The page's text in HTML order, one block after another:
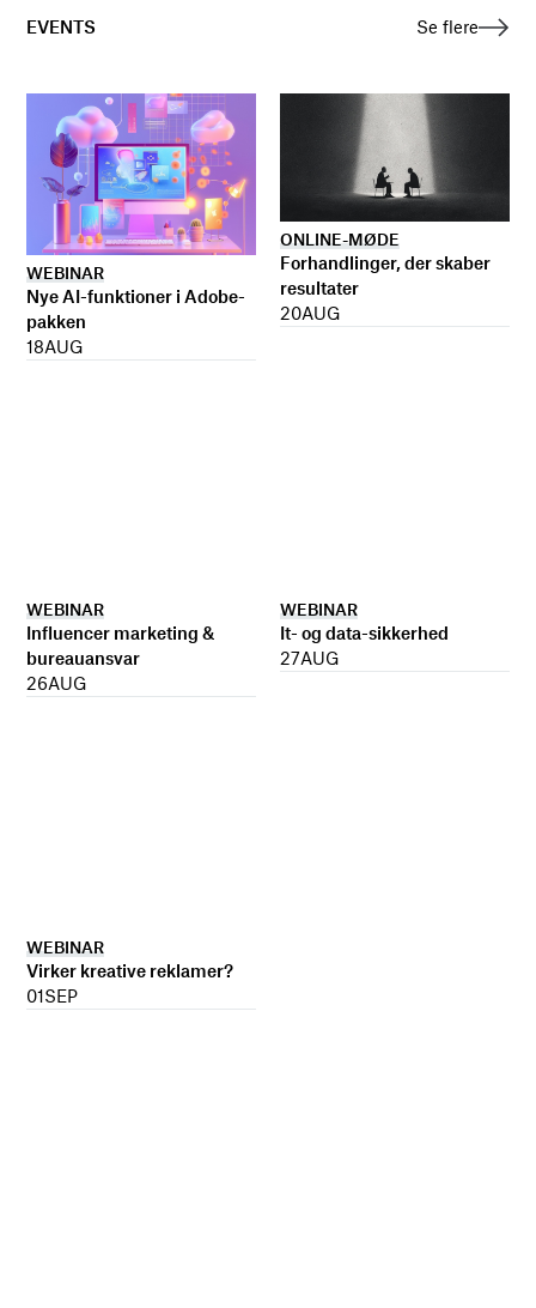
EVENTS Se flere
WEBINAR
Nye AI-funktioner i Adobe-
pakken
18AUG
ONLINE-MØDE
Forhandlinger, der skaber
resultater
20AUG
WEBINAR
Influencer marketing &
bureauansvar
26AUG
WEBINAR
It- og data-sikkerhed
27AUG
WEBINAR
Virker kreative reklamer?
01SEP